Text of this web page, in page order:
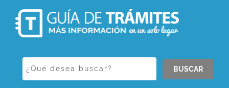
BUSCAR